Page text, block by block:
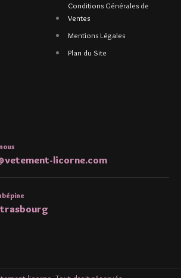
Conditions Générales de
Ventes
Mentions Légales
Plan du Site
licorne.com